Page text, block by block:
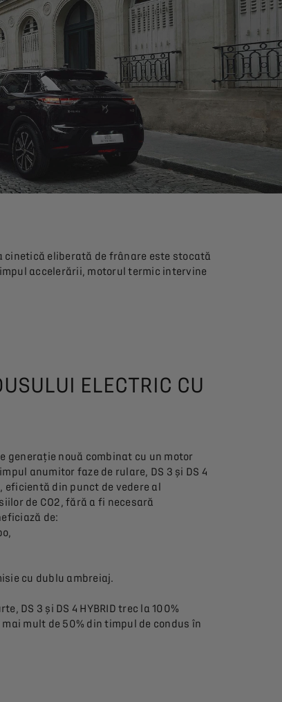
cinetică eliberată de frânare este stocată
accelerării, motorul termic intervine
ELECTRIC CU
generație nouă combinat cu un motor
anumitor faze de rulare, DS 3 și DS 4
eficientă din punct de vedere al
de CO2, fără a fi necesară
de:
cu dublu ambreiaj.
DS 3 și DS 4 HYBRID trec la 100%
mult de 50% din timpul de condus în